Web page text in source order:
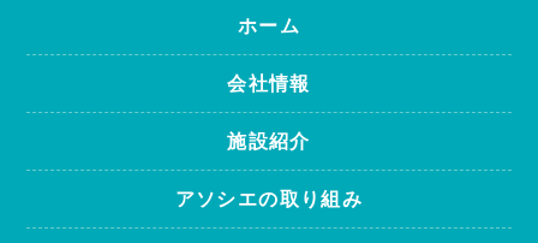
ホーム
会社情報
施設紹介
アソシエの取り組み